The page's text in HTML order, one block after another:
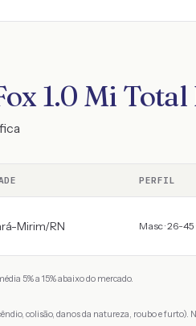
1.0 Mi Total
PERFIL
Mirim/RN Masc · 26-45
5% a 15% abaixo do mercado.
colisão, danos da natureza, roubo e furto).